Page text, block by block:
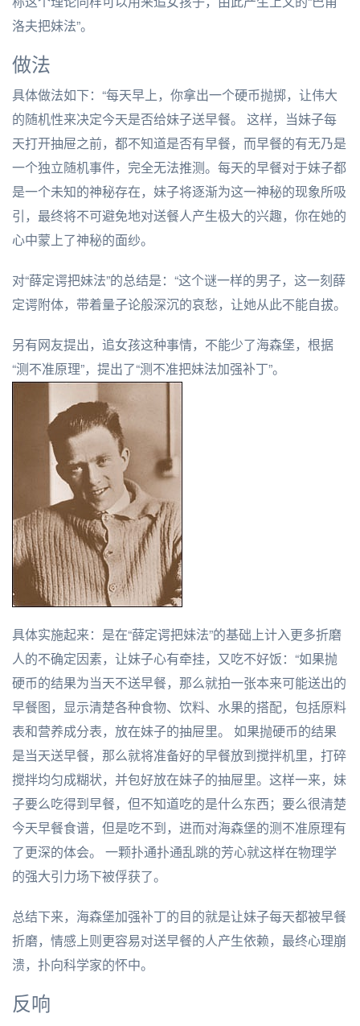
洛夫把妹法”。
做法
具体做法如下：“每天早上，你拿出一个硬币抛掷，让伟大
的随机性来决定今天是否给妹子送早餐。 这样，当妹子每
天打开抽屉之前，都不知道是否有早餐，而早餐的有无乃是
一个独立随机事件，完全无法推测。每天的早餐对于妹子都
是一个未知的神秘存在，妹子将逐渐为这一神秘的现象所吸
引，最终将不可避免地对送餐人产生极大的兴趣，你在她的
心中蒙上了神秘的面纱。
对“薛定谔把妹法”的总结是：“这个谜一样的男子，这一刻薛
定谔附体，带着量子论般深沉的哀愁，让她从此不能自拔。
另有网友提出，追女孩这种事情，不能少了海森堡，根据
“测不准原理”，提出了“测不准把妹法加强补丁”。
具体实施起来：是在“薛定谔把妹法”的基础上计入更多折磨
人的不确定因素，让妹子心有牵挂，又吃不好饭：“如果抛
硬币的结果为当天不送早餐，那么就拍一张本来可能送出的
早餐图，显示清楚各种食物、饮料、水果的搭配，包括原料
表和营养成分表，放在妹子的抽屉里。 如果抛硬币的结果
是当天送早餐，那么就将准备好的早餐放到搅拌机里，打碎
搅拌均匀成糊状，并包好放在妹子的抽屉里。这样一来，妹
子要么吃得到早餐，但不知道吃的是什么东西；要么很清楚
今天早餐食谱，但是吃不到，进而对海森堡的测不准原理有
了更深的体会。 一颗扑通扑通乱跳的芳心就这样在物理学
的强大引力场下被俘获了。
总结下来，海森堡加强补丁的目的就是让妹子每天都被早餐
折磨，情感上则更容易对送早餐的人产生依赖，最终心理崩
溃，扑向科学家的怀中。
反响